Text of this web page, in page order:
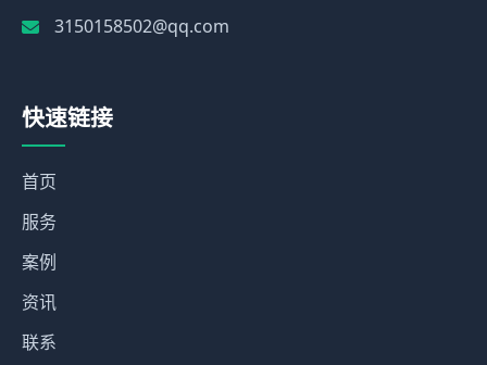
3150158502@qq.com
快速链接
首页
服务
案例
资讯
联系